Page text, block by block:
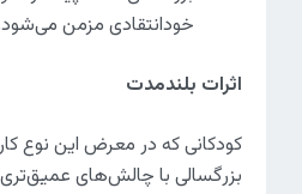
خودانتقادی مزمن
اثرات بلندمدت
کودکانی که در معرض این نوع
بزرگسالی با چالش‌های